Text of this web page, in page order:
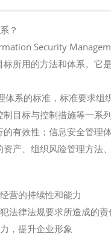
？
Security
所用的方法和体系。
系的标准，标准要求
目标与控制措施等一
有效性；信息安全管
产、组织风险管理方法
营的持续性和能力
法律法规要求所造成的责
，提升企业形象